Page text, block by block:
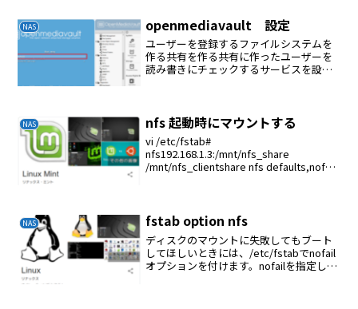
Tokyo/AsiaNTPサーバー使用を選択:
ntp.n...
NAS openmediavault 設定
ユーザーを登録するファイルシステムを
作る共有を作る共有に作ったユーザーを
読み書きにチェックするサービスを設定
NAS nfs 起動時にマウントする
vi /etc/fstab#
nfs192.168.1.3:/mnt/nfs_share
/mnt/nfs_clientshare nfs defaults,nofail
NAS fstab option nfs
ディスクのマウントに失敗してもブート
してほしいときには、/etc/fstabでnofail
オプションを付けます。nofailを指定して